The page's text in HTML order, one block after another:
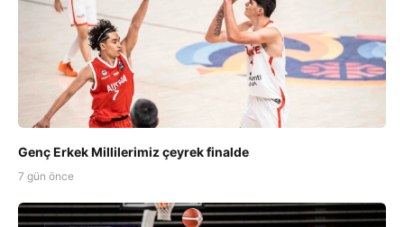
Genç Erkek Millilerimiz çeyrek finalde
7 gün önce